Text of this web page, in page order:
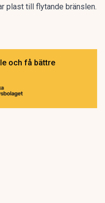
plast till flytande bränslen.
och få bättre